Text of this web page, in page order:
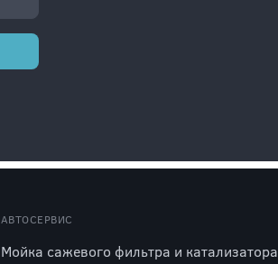
АВТОСЕРВИС
Мойка сажевого фильтра и катализатора